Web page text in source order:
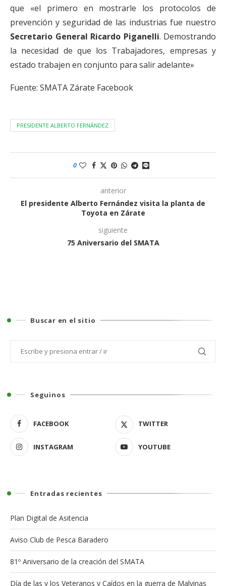
que «el primero en mostrarle los protocolos de
prevención y seguridad de las industrias fue nuestro
Secretario General Ricardo Piganelli. Demostrando
la necesidad de que los Trabajadores, empresas y
estado trabajen en conjunto para salir adelante»
Fuente: SMATA Zárate Facebook
PRESIDENTE ALBERTO FERNÁNDEZ
0
anterior
El presidente Alberto Fernández visita la planta de
Toyota en Zárate
siguiente
75 Aniversario del SMATA
Buscar en el sitio
Seguinos
FACEBOOK TWITTER
INSTAGRAM YOUTUBE
Entradas recientes
Plan Digital de Asitencia
Aviso Club de Pesca Baradero
81º Aniversario de la creación del SMATA
Día de las y los Veteranos y Caídos en la guerra de Malvinas